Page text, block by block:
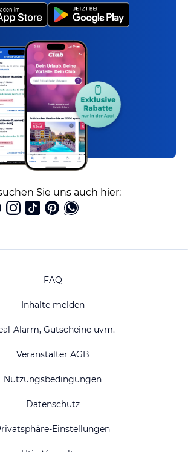
Sie uns auch hier:
FAQ
Inhalte melden
Alarm, Gutscheine uvm.
Veranstalter AGB
Nutzungsbedingungen
Datenschutz
Einstellungen